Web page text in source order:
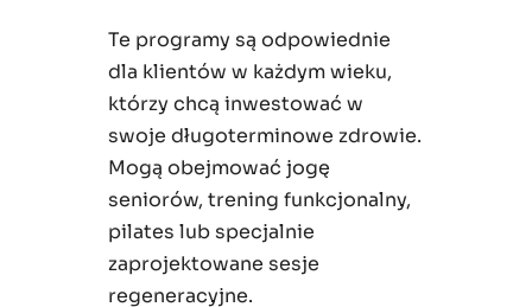
Te programy są odpowiednie
dla klientów w każdym wieku,
którzy chcą inwestować w
swoje długoterminowe zdrowie.
Mogą obejmować jogę
seniorów, trening funkcjonalny,
pilates lub specjalnie
zaprojektowane sesje
regeneracyjne.